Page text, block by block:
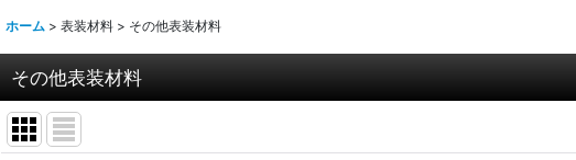
ホーム > 表装材料 > その他表装材料
その他表装材料